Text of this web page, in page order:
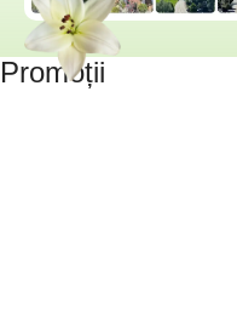
Promoții